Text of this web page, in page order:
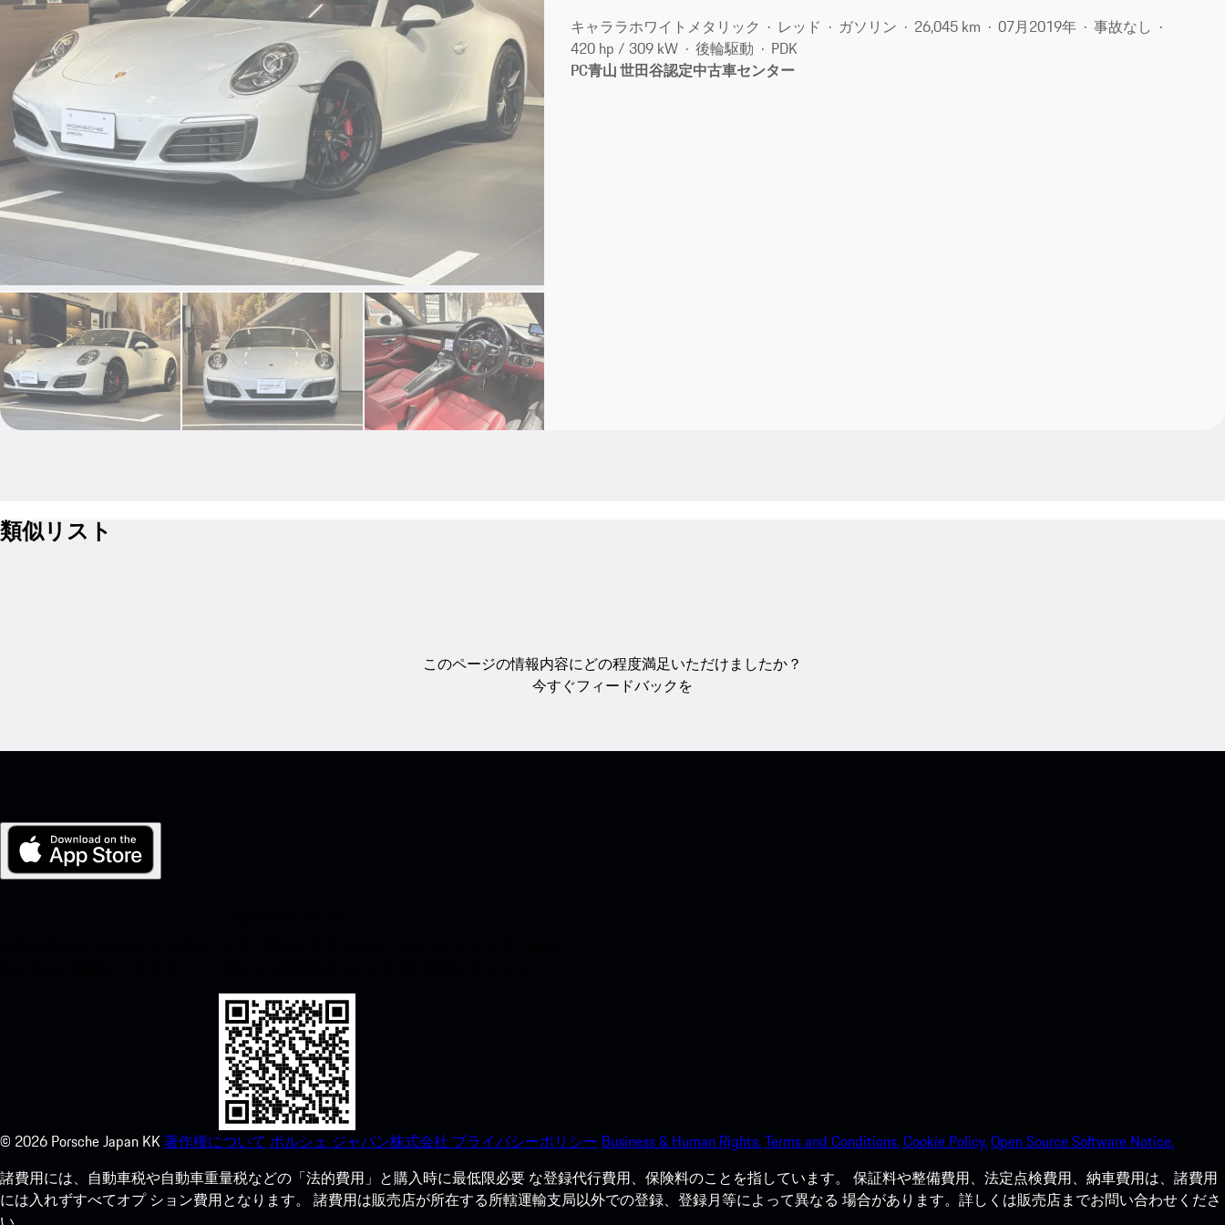
キャララホワイトメタリック レッド ガソリン 26,045 km 07月​2019年
事故なし
420 hp / 309 kW
後輪駆動
PDK
PC青山 世田谷認定中古車センター
類似リスト
このページの情報内容にどの程度満足いただけましたか？
今すぐフィードバックを
© 2026 Porsche Japan KK著作権について ポルシェ ジャパン株式会社 プライバシーポリシー Business & Human Rights.Terms and Conditions.Cookie Policy.Open Source Software Notice.
諸費用には、自動車税や自動車重量税などの「法的費用」と購入時に最低限必要 な登録代行費用、保険料のことを指しています。 保証料や整備費用、法定点検費用、納車費用は、諸費用
には入れずすべてオプ ション費用となります。 諸費用は販売店が所在する所轄運輸支局以外での登録、登録月等によって異なる 場合があります。詳しくは販売店までお問い合わせくださ